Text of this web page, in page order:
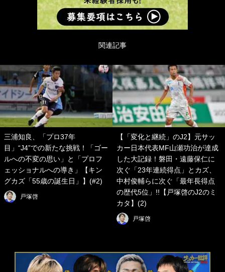
関連記事
三浦知良、「プロ37年
目」“J4”での新たな挑戦！「ゴー
ルへの不変の思い」と「プロフ
ェッショナルへの導き」【キン
グカズ「55歳の誕生日」】(#2)
戸塚啓
【「変化と継続」のJ2】元サッ
カー日本代表MF山瀬功治が達成
した大記録！磐田・遠藤保仁に
次ぐ「23年連続得点」とカズ、
中村俊輔らに次ぐ「最年長得点
の歴代5位」!!【戸塚啓のJ2のミ
カタ】(2)
戸塚啓